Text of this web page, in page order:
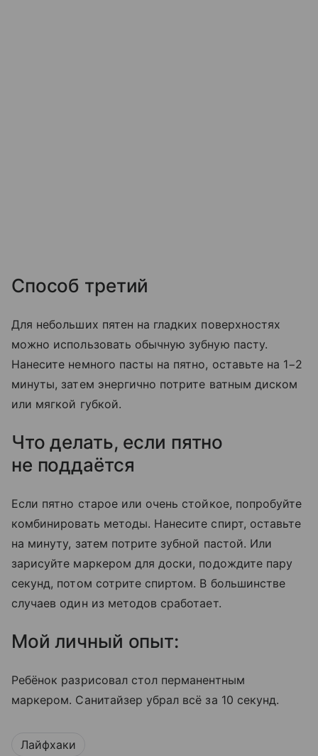
Способ третий
Для небольших пятен на гладких поверхностях
можно использовать обычную зубную пасту.
Нанесите немного пасты на пятно, оставьте на 1−2
минуты, затем энергично потрите ватным диском
или мягкой губкой.
Что делать, если пятно
не поддаётся
Если пятно старое или очень стойкое, попробуйте
комбинировать методы. Нанесите спирт, оставьте
на минуту, затем потрите зубной пастой. Или
зарисуйте маркером для доски, подождите пару
секунд, потом сотрите спиртом. В большинстве
случаев один из методов сработает.
Мой личный опыт:
Ребёнок разрисовал стол перманентным
маркером. Санитайзер убрал всё за 10 секунд.
Лайфхаки